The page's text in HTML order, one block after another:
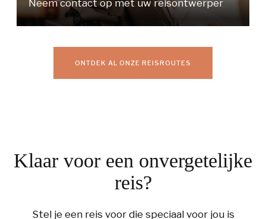
Neem contact op met uw reisontwerper
ONTDEK AL ONZE REISROUTES
Klaar voor een onvergetelijke
reis?
Stel je een reis voor die speciaal voor jou is